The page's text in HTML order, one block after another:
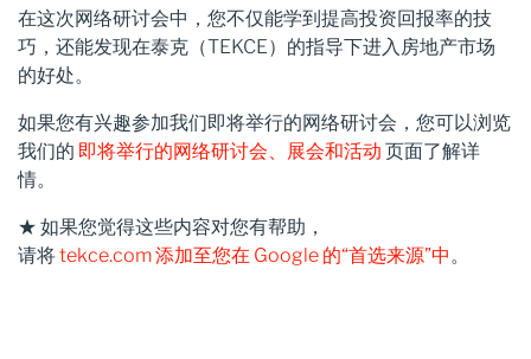
在这次网络研讨会中，您不仅能学到提高投资回报率的技
巧，还能发现在泰克（TEKCE）的指导下进入房地产市场
的好处。
如果您有兴趣参加我们即将举行的网络研讨会，您可以浏览
我们的 即将举行的网络研讨会、展会和活动 页面了解详
情。
★ 如果您觉得这些内容对您有帮助，
请将tekce.com添加至您在 Google 的“首选来源”中。